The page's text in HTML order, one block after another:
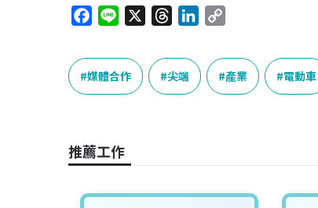
c
e
b
k
n
e
r
e
a
k
p
y
L
媒體合作 尖端 產業 電動車
推薦工作